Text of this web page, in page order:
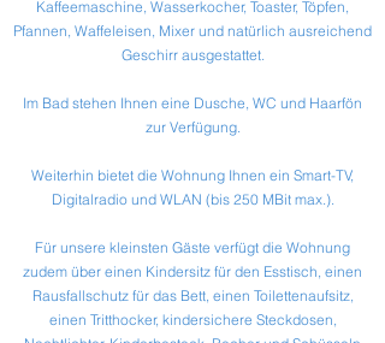
Kaffeemaschine, Wasserkocher, Toaster, Töpfen,
Pfannen, Waffeleisen, Mixer und natürlich ausreichend
Geschirr ausgestattet.
Im Bad stehen Ihnen eine Dusche, WC und Haarfön
zur Verfügung.
Weiterhin bietet die Wohnung Ihnen ein Smart-TV,
Digitalradio und WLAN (bis 250 MBit max.).
Für unsere kleinsten Gäste verfügt die Wohnung
zudem über einen Kindersitz für den Esstisch, einen
Rausfallschutz für das Bett, einen Toilettenaufsitz,
einen Tritthocker, kindersichere Steckdosen,